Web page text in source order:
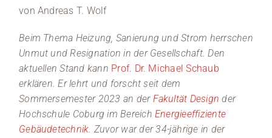
von Andreas T. Wolf
Beim Thema Heizung, Sanierung und Strom herrschen
Unmut und Resignation in der Gesellschaft. Den
aktuellen Stand kann Prof. Dr. Michael Schaub
erklären. Er lehrt und forscht seit dem
Sommersemester 2023 an der Fakultät Design der
Hochschule Coburg im BereichEnergieeffiziente
Gebäudetechnik. Zuvor war der 34-jährige in der